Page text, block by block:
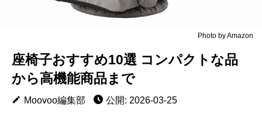
Photo by Amazon
座椅子おすすめ10選 コンパクトな品
から高機能商品まで
Moovoo編集部
公開: 2026-03-25